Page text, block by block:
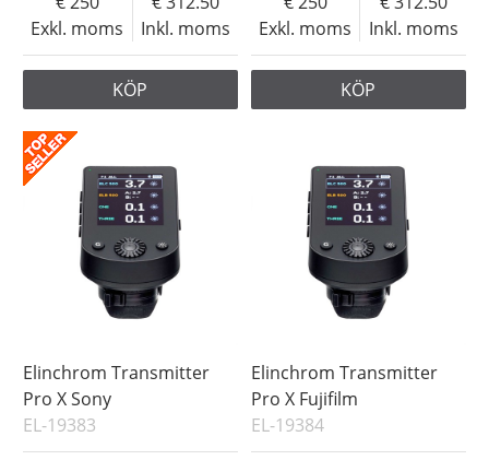
Exkl. moms
Inkl. moms
KÖP
Exkl. moms
Inkl. moms
KÖP
Elinchrom Transmitter
Pro X Sony
EL-19383
Elinchrom Transmitter
Pro X Fujifilm
EL-19384